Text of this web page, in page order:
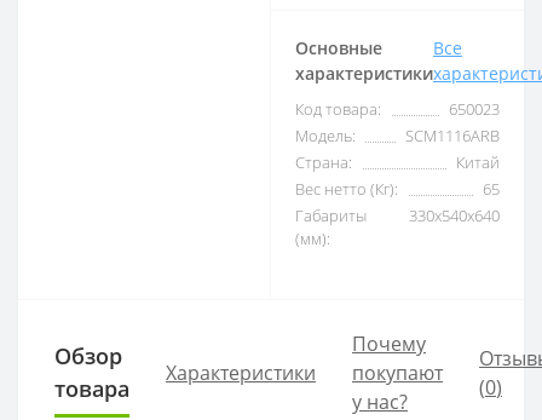
Основные
характеристики
Все
Код товара:
650023
Модель:
SCM1116ARB
Страна:
Китай
Вес нетто (Кг):
65
Габариты
(мм):
330x540x640
Обзор
товара
Характеристики
Почему
покупают
у нас?
(0)